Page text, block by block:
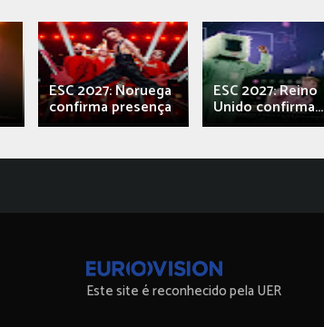
ESC 2027: Noruega
confirma presença
ESC 2027: Reino
Unido confirma...
Este site é reconhecido pela UER